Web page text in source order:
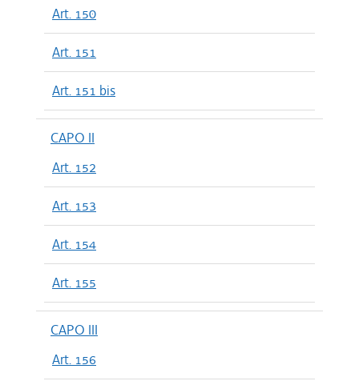
Art. 150
Art. 151
Art. 151 bis
CAPO II
Art. 152
Art. 153
Art. 154
Art. 155
CAPO III
Art. 156